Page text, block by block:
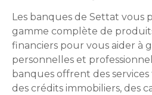
e
s
m
Les banques de Settat vous
gamme complète de
financiers pour vous aider à
personnelles et
banques offrent des
des crédits immobiliers, des